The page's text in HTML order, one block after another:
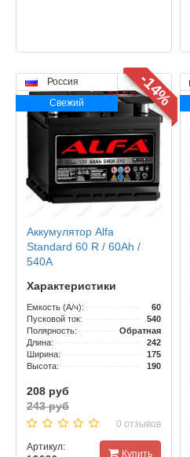
Россия
Свежий
-14%
Аккумулятор Alfa
Standard 60 R / 60Ah /
540А
Характеристики
Емкость (А/ч):
60
Пусковой ток:
540
Полярность:
Обратная
Длина:
242
Ширина:
175
Высота:
190
208 руб
243 руб
0 отзывов
Артикул:
Купить